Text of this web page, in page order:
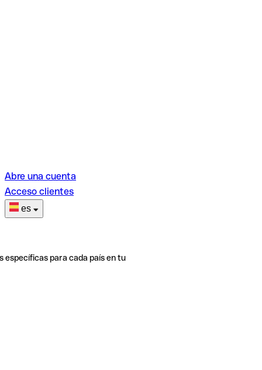
Abre una cuenta
Acceso clientes
es
específicas para cada país en tu